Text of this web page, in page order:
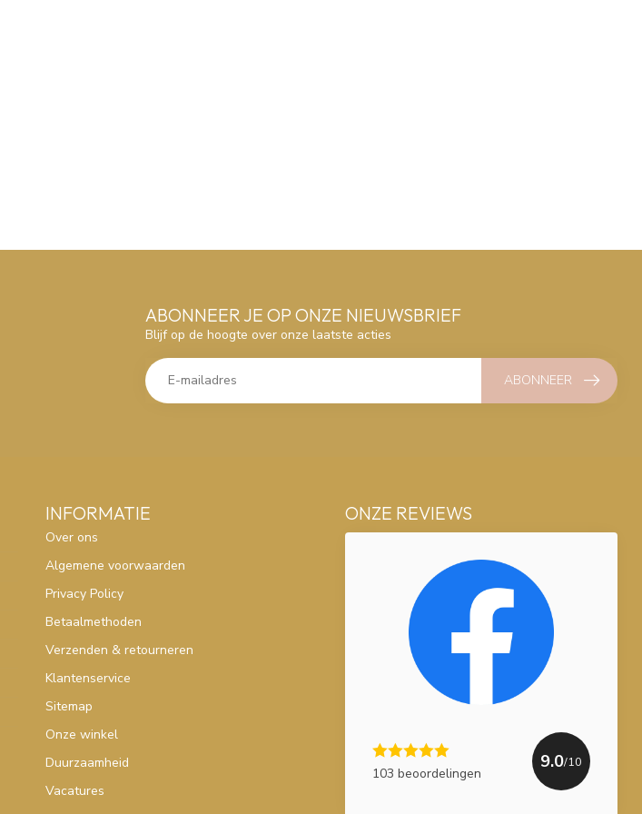
ABONNEER JE OP ONZE NIEUWSBRIEF
Blijf op de hoogte over onze laatste acties
ABONNEER
INFORMATIE
Over ons
Algemene voorwaarden
Privacy Policy
Betaalmethoden
Verzenden & retourneren
Klantenservice
Sitemap
Onze winkel
Duurzaamheid
Vacatures
ONZE REVIEWS
103 beoordelingen
9.0/10